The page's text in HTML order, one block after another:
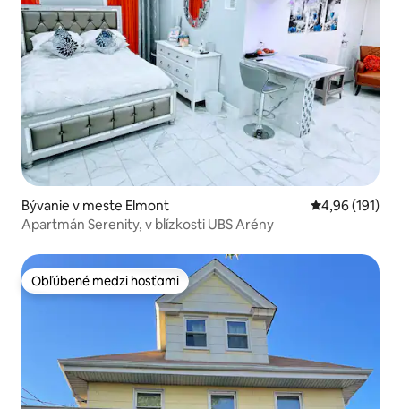
Bývanie v meste Elmont Priemerné
4,96 (191)
Apartmán Serenity, v blízkosti UBS Arény
Obľúbené medzi hosťami
Obľúbené medzi hosťami